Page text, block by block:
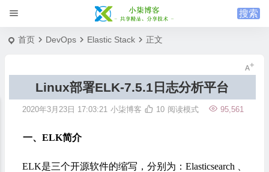
首页 DevOps Elastic Stack 正文
Linux部署ELK-7.5.1日志分析平台
2020年3月23日 17:03:21 小柒博客 95,561
10 阅读模式
一、ELK简介
ELK是三个开源软件的缩写，分别为：Elasticsearch 、